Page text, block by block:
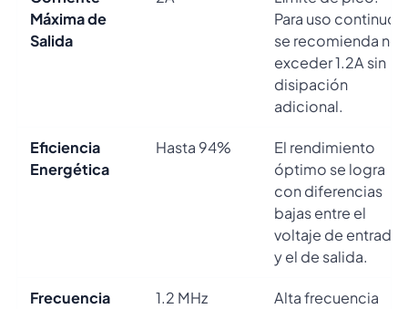
Máxima de
Salida
Para uso continuo,
se recomienda no
exceder 1.2A sin
disipación
adicional.
Eficiencia
Energética
Hasta 94%
El rendimiento
óptimo se logra
con diferencias
bajas entre el
voltaje de entrada
y el de salida.
Frecuencia
1.2 MHz
Alta frecuencia